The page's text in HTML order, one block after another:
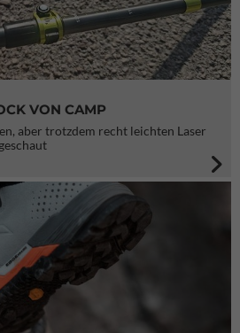
VON CAMP
aber trotzdem recht leichten Laser